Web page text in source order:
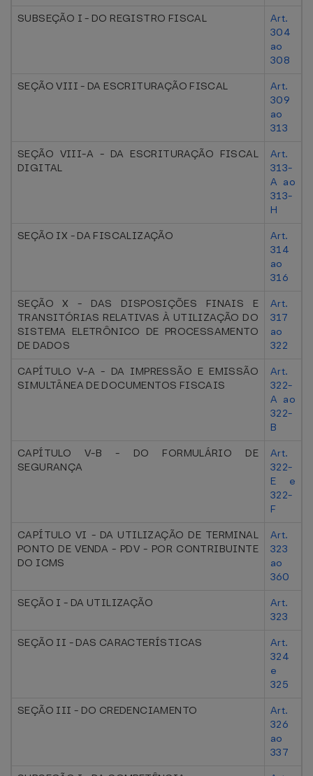
SUBSEÇÃO I - DO REGISTRO FISCAL
Art.
304
ao
308
SEÇÃO VIII - DA ESCRITURAÇÃO FISCAL
Art.
309
ao
313
SEÇÃO VIII-A - DA ESCRITURAÇÃO FISCAL
DIGITAL
Art.
313-
A ao
313-
H
SEÇÃO IX - DA FISCALIZAÇÃO
Art.
314
ao
316
SEÇÃO X - DAS DISPOSIÇÕES FINAIS E
TRANSITÓRIAS RELATIVAS À UTILIZAÇÃO DO
SISTEMA ELETRÔNICO DE PROCESSAMENTO
DE DADOS
Art.
317
ao
322
CAPÍTULO V-A - DA IMPRESSÃO E EMISSÃO
SIMULTÂNEA DE DOCUMENTOS FISCAIS
Art.
322-
A ao
322-
B
CAPÍTULO V-B - DO FORMULÁRIO DE
SEGURANÇA
Art.
322-
E e
322-
F
CAPÍTULO VI - DA UTILIZAÇÃO DE TERMINAL
PONTO DE VENDA - PDV - POR CONTRIBUINTE
DO ICMS
Art.
323
ao
360
SEÇÃO I - DA UTILIZAÇÃO
Art.
323
SEÇÃO II - DAS CARACTERÍSTICAS
Art.
324
e
325
SEÇÃO III - DO CREDENCIAMENTO
Art.
326
ao
337